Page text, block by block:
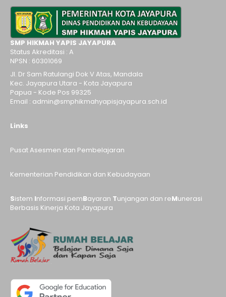
SMP HIKMAH YAPIS JAYAPURA
Status Akreditasi : A
NPSN : 60301069
Jl. Dr Sam Ratulangi Dok V Atas, Mandala
Kec. Jayapura Utara - Kota Jayapura
Papua - Kode Pos 99325
Email : admin@smphikmahyapisjayapura.sch.id
Links
Pusat Asesmen dan Pembelajaran
Kementerian Pendidikan dan Kebudayaan
Sistem Informasi pemBayaran Tunjangan dan reMunerasi
Berbasis Kinerja Kota Jayapura